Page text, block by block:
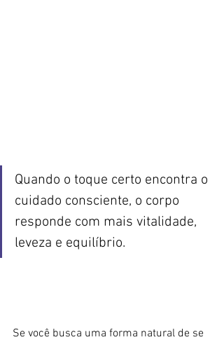
Quando o toque certo encontra o
cuidado consciente, o corpo
responde com mais vitalidade,
leveza e equilíbrio.
Se você busca uma forma natural de se